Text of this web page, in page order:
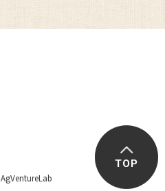
AgVentureLab
TOP